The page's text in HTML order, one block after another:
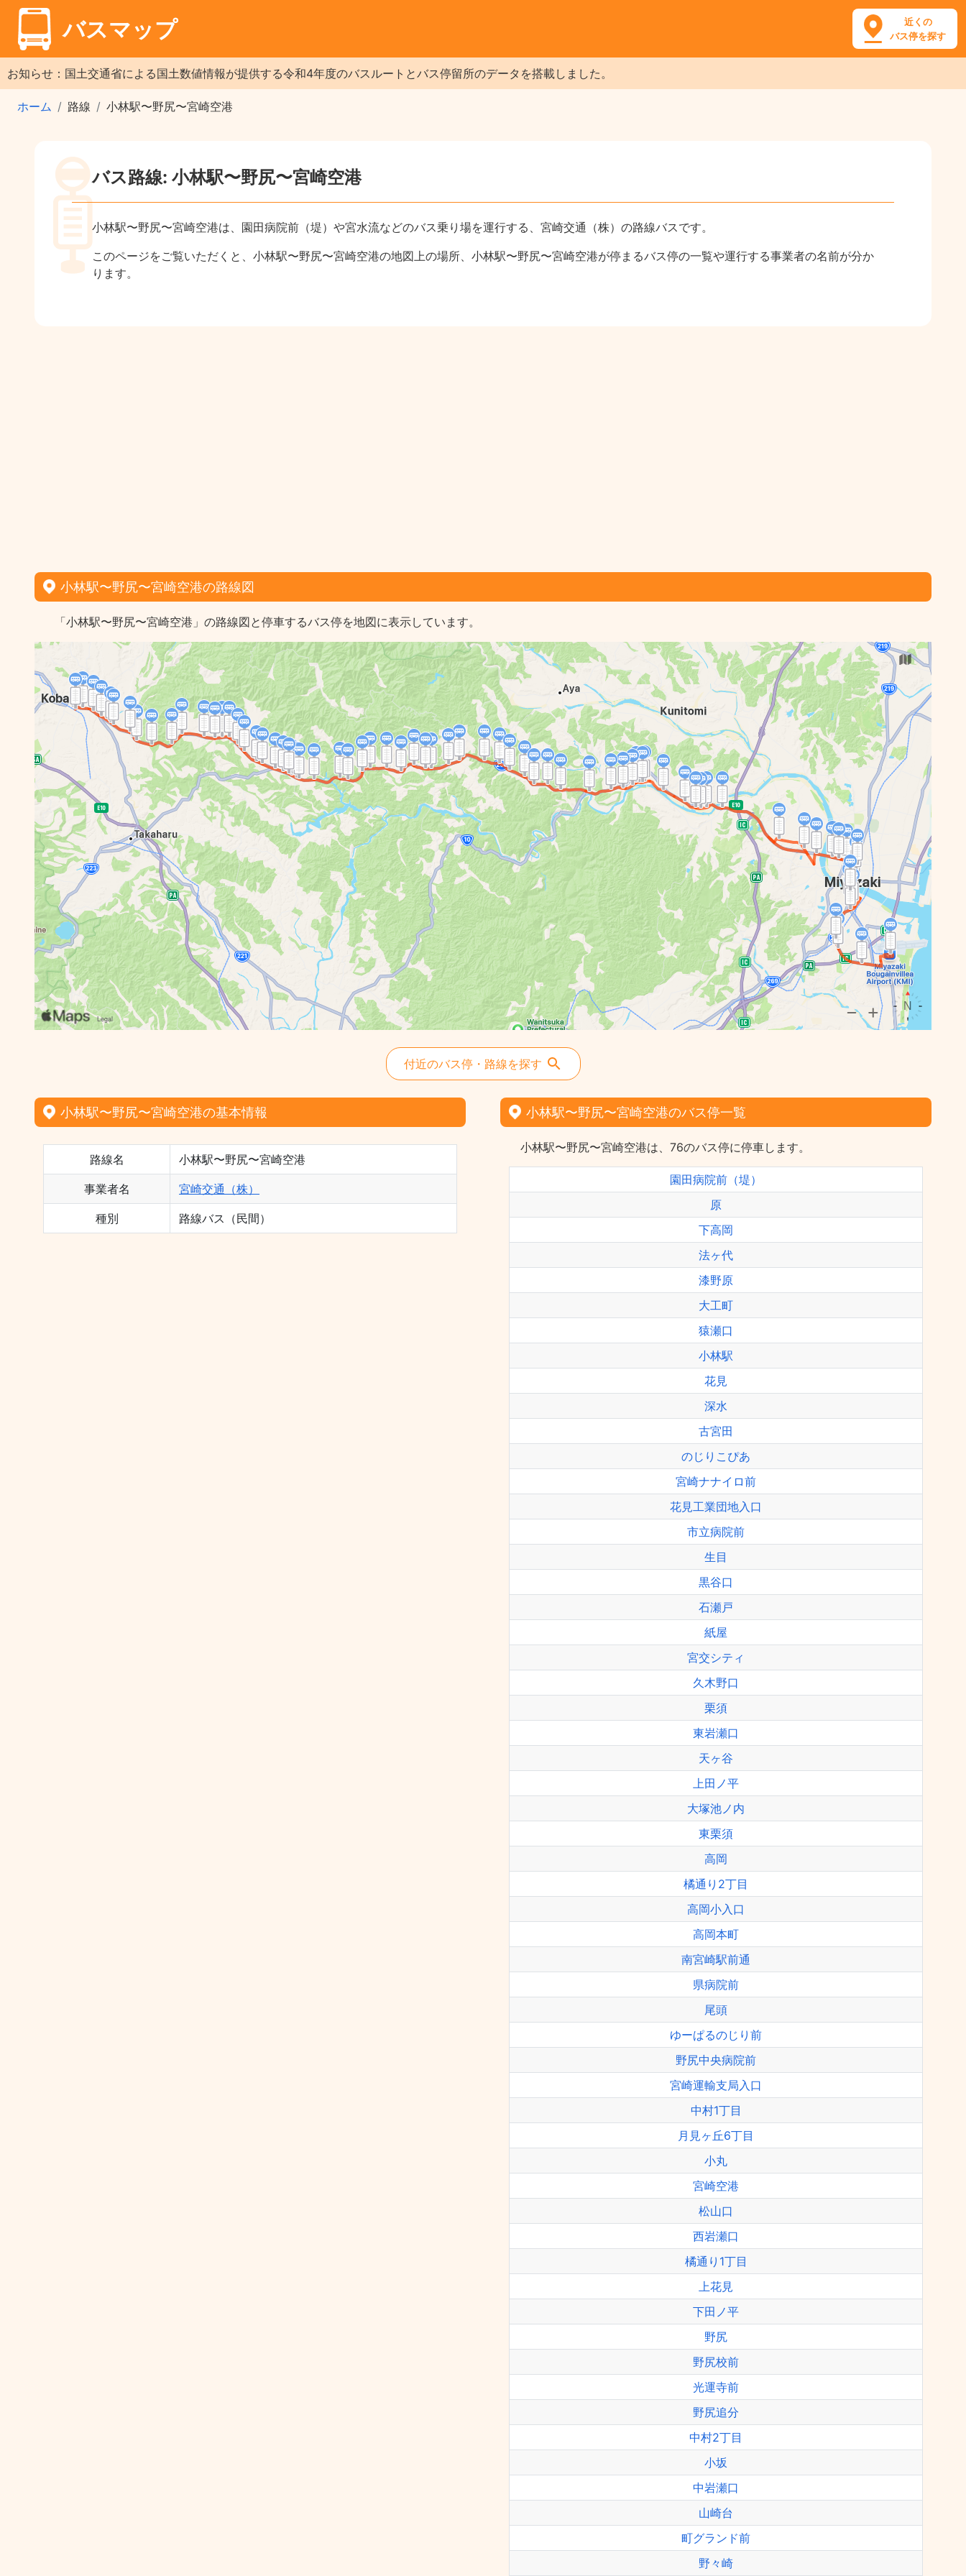
バスマップ
近くの
バス停を探す
お知らせ：国土交通省による国土数値情報が提供する令和4年度のバスルートとバス停留所のデータを搭載しました。
ホーム 路線 小林駅〜野尻〜宮崎空港
バス路線: 小林駅〜野尻〜宮崎空港
小林駅〜野尻〜宮崎空港は、園田病院前（堤）や宮水流などのバス乗り場を運行する、宮崎交通（株）の路線バスです。
このページをご覧いただくと、小林駅〜野尻〜宮崎空港の地図上の場所、小林駅〜野尻〜宮崎空港が停まるバス停の一覧や運行する事業者の名前が分か
ります。
小林駅〜野尻〜宮崎空港の路線図
「小林駅〜野尻〜宮崎空港」の路線図と停車するバス停を地図に表示しています。
付近のバス停・路線を探す
小林駅〜野尻〜宮崎空港の基本情報
路線名 小林駅〜野尻〜宮崎空港
事業者名 宮崎交通（株）
種別 路線バス（民間）
小林駅〜野尻〜宮崎空港のバス停一覧
小林駅〜野尻〜宮崎空港は、76のバス停に停車します。
園田病院前（堤）
原
下高岡
法ヶ代
漆野原
大工町
猿瀬口
小林駅
花見
深水
古宮田
のじりこぴあ
宮崎ナナイロ前
花見工業団地入口
市立病院前
生目
黒谷口
石瀬戸
紙屋
宮交シティ
久木野口
栗須
東岩瀬口
天ヶ谷
上田ノ平
大塚池ノ内
東栗須
高岡
橘通り2丁目
高岡小入口
高岡本町
南宮崎駅前通
県病院前
尾頭
ゆーぱるのじり前
野尻中央病院前
宮崎運輸支局入口
中村1丁目
月見ヶ丘6丁目
小丸
宮崎空港
松山口
西岩瀬口
橘通り1丁目
上花見
下田ノ平
野尻
野尻校前
光運寺前
野尻追分
中村2丁目
小坂
中岩瀬口
山崎台
町グランド前
野々崎